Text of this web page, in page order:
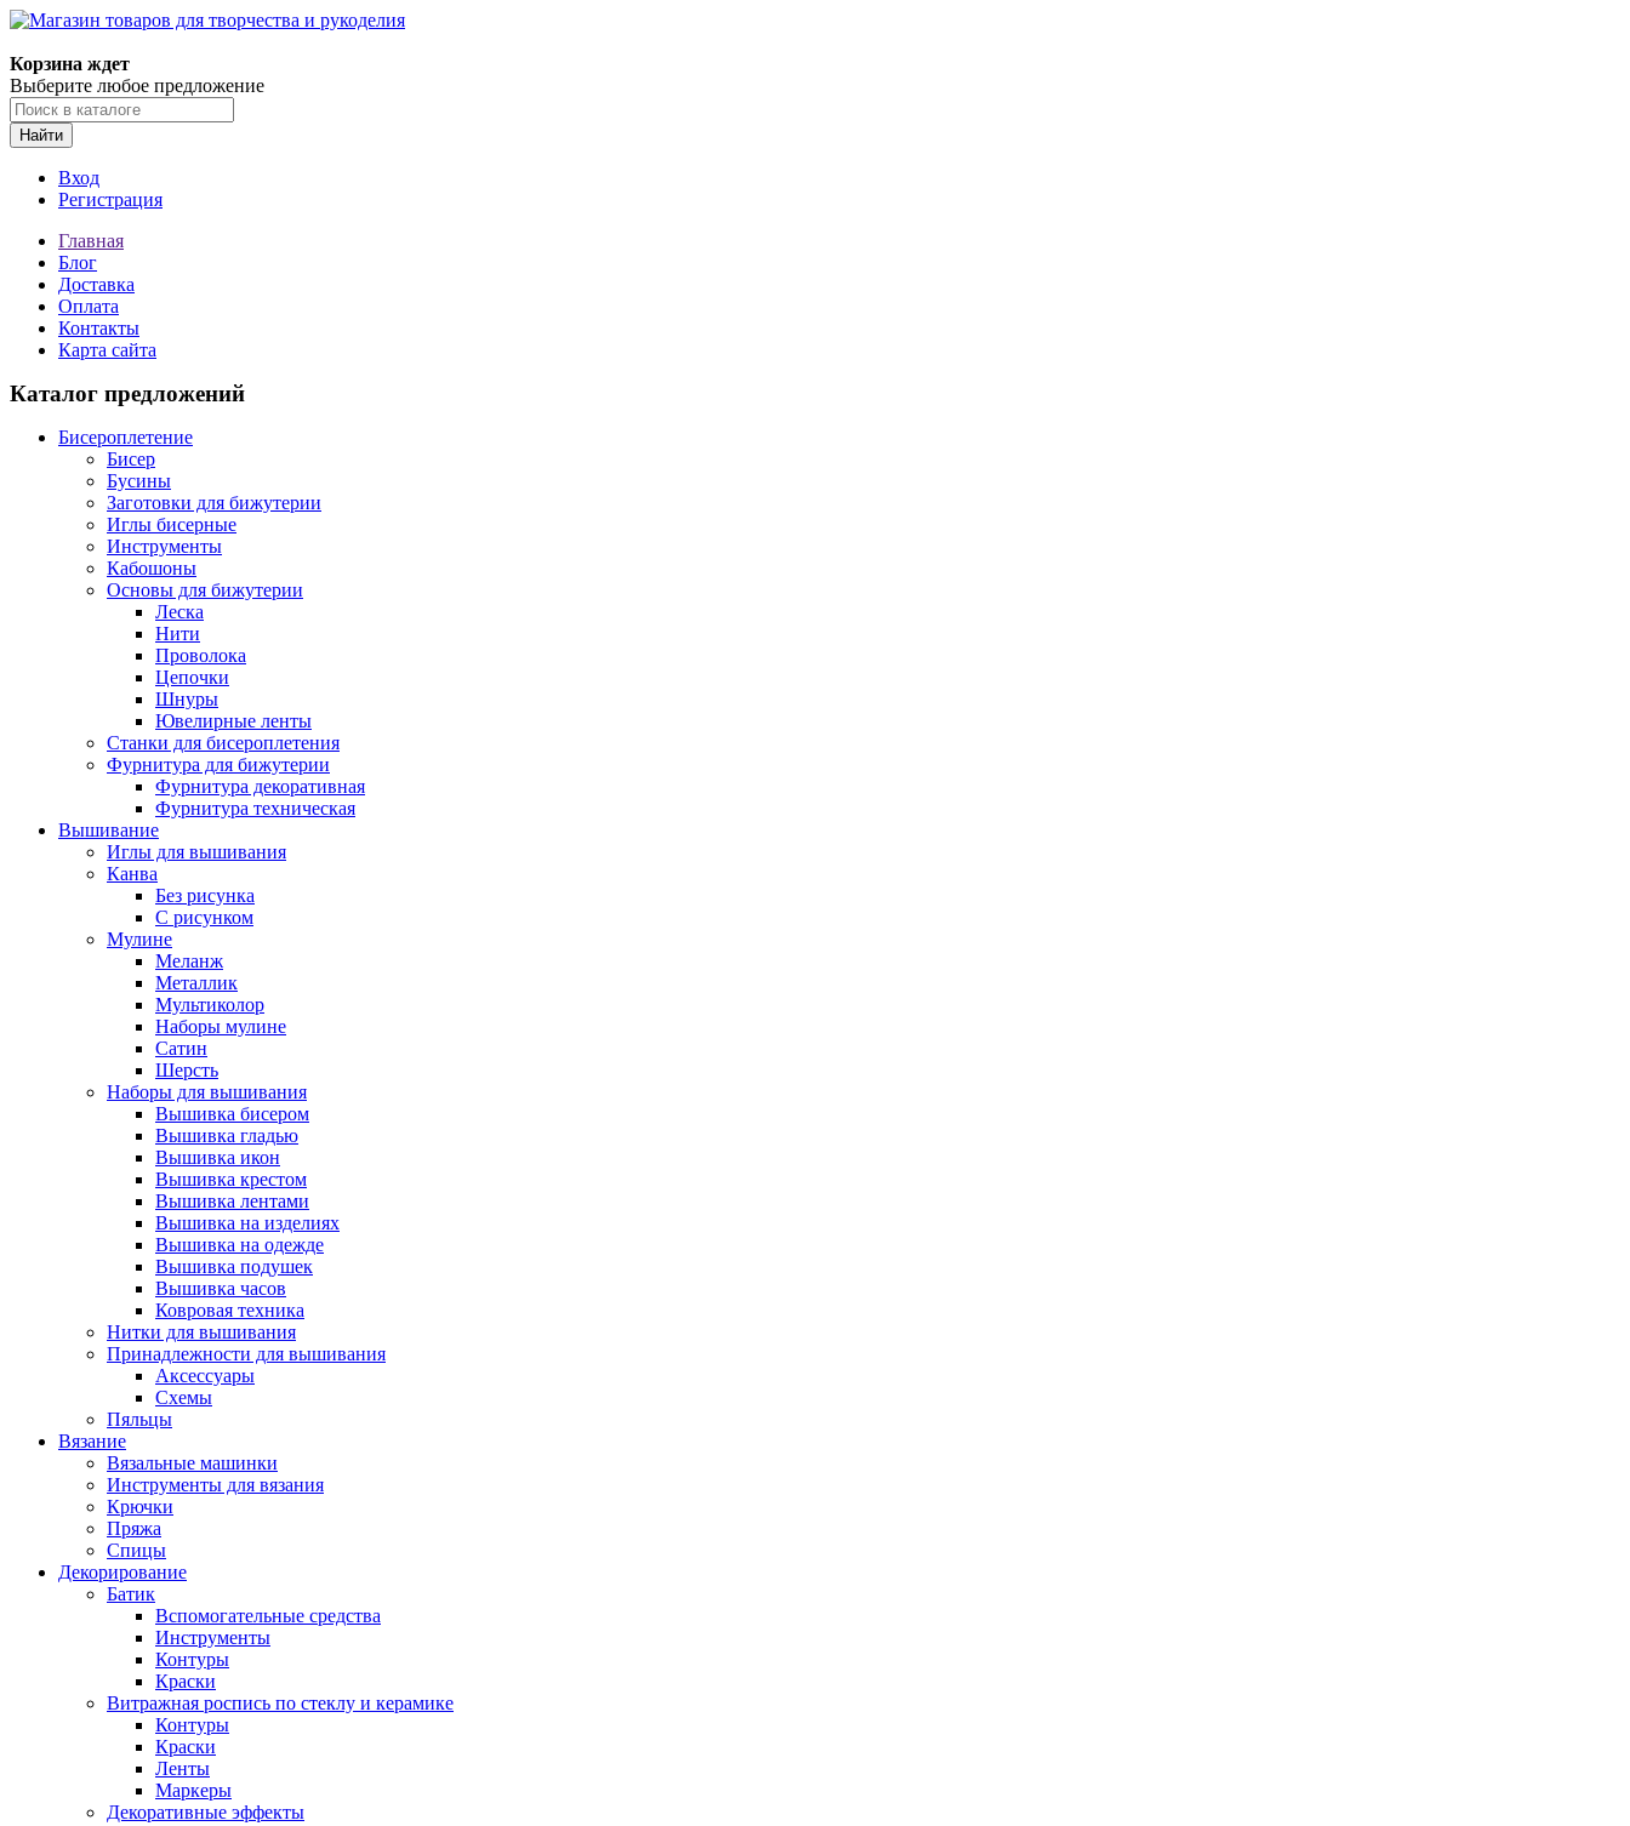
Корзина ждет
Выберите любое предложение
Найти
Вход
Регистрация
Главная
Блог
Доставка
Оплата
Контакты
Карта сайта
Каталог предложений
Бисероплетение
Бисер
Бусины
Заготовки для бижутерии
Иглы бисерные
Инструменты
Кабошоны
Основы для бижутерии
Леска
Нити
Проволока
Цепочки
Шнуры
Ювелирные ленты
Станки для бисероплетения
Фурнитура для бижутерии
Фурнитура декоративная
Фурнитура техническая
Вышивание
Иглы для вышивания
Канва
Без рисунка
С рисунком
Мулине
Меланж
Металлик
Мультиколор
Наборы мулине
Сатин
Шерсть
Наборы для вышивания
Вышивка бисером
Вышивка гладью
Вышивка икон
Вышивка крестом
Вышивка лентами
Вышивка на изделиях
Вышивка на одежде
Вышивка подушек
Вышивка часов
Ковровая техника
Нитки для вышивания
Принадлежности для вышивания
Аксессуары
Схемы
Пяльцы
Вязание
Вязальные машинки
Инструменты для вязания
Крючки
Пряжа
Спицы
Декорирование
Батик
Вспомогательные средства
Инструменты
Контуры
Краски
Витражная роспись по стеклу и керамике
Контуры
Краски
Ленты
Маркеры
Декоративные эффекты